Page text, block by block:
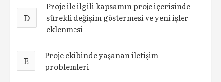
D
Proje ile ilgili kapsamın proje içerisinde
sürekli değişim göstermesi ve yeni işler
eklenmesi
E
Proje ekibinde yaşanan iletişim
problemleri